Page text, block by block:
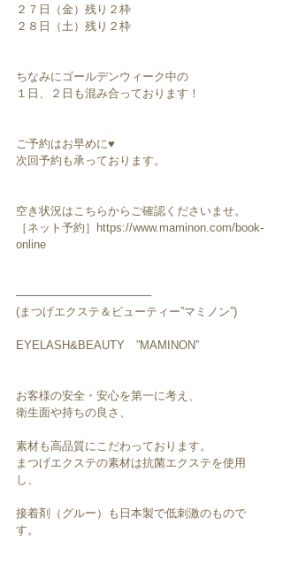
２７日（金）残り２枠
２８日（土）残り２枠
ちなみにゴールデンウィーク中の
１日、２日も混み合っております！
ご予約はお早めに♥︎︎
次回予約も承っております。
空き状況はこちらからご確認くださいませ。
［ネット予約］https://www.maminon.com/book-
online
─────────────────
(まつげエクステ＆ビューティー”マミノン”)
EYELASH&BEAUTY　”MAMINON”
お客様の安全・安心を第一に考え、
衛生面や持ちの良さ、
素材も高品質にこだわっております。
まつげエクステの素材は抗菌エクステを使用
し、
接着剤（グルー）も日本製で低刺激のもので
す。